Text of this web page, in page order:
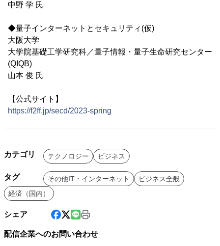
中野 学 氏
◆量子インターネットとセキュリティ(仮)
大阪大学
大学院基礎工学研究科／量子情報・量子生命研究センター
(QIQB)
山本 俊 氏
【公式サイト】
https://f2ff.jp/secd/2023-spring
カテゴリ テクノロジー ビジネス
タグ その他IT・インターネット
ビジネス全般
経済（国内）
シェア
配信企業へのお問い合わせ